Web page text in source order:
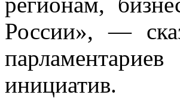
России», —
инициатив.